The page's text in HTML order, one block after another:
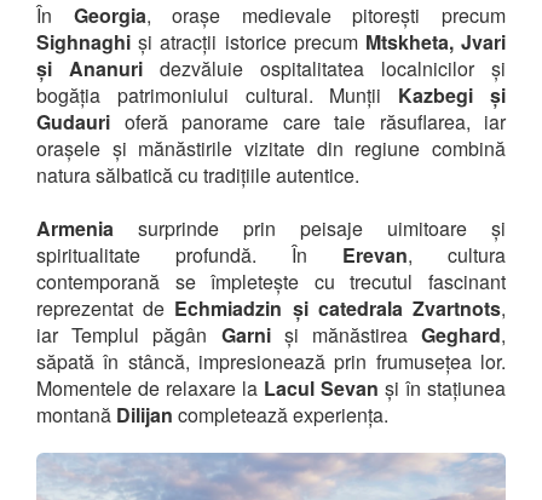
În Georgia, orașe medievale pitorești precum
Sighnaghi și atracții istorice precum Mtskheta, Jvari
și Ananuri dezvăluie ospitalitatea localnicilor și
bogăția patrimoniului cultural. Munții Kazbegi și
Gudauri oferă panorame care taie răsuflarea, iar
orașele și mănăstirile vizitate din regiune combină
natura sălbatică cu tradițiile autentice.
Armenia surprinde prin peisaje uimitoare și
spiritualitate profundă. În Erevan, cultura
contemporană se împletește cu trecutul fascinant
reprezentat de Echmiadzin și catedrala Zvartnots,
iar Templul păgân Garniși mănăstirea Geghard,
săpată în stâncă, impresionează prin frumusețea lor.
Momentele de relaxare la Lacul Sevan și în stațiunea
montană Dilijan completează experiența.